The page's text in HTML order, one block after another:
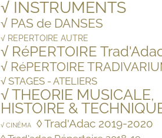
√ INSTRUMENTS
√ PAS de DANSES
√ REPERTOIRE AUTRE
√ RéPERTOIRE
√ RéPERTOIRE
√ STAGES - ATELIERS
√ THEORIE MUSICALE,
HISTOIRE &
√ CINÉMA ◊ Trad'Adac 2019-2020